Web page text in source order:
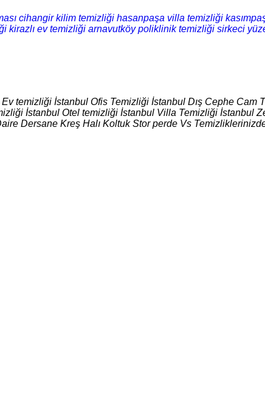
cihangir kilim temizliği hasanpaşa villa temizliği
kirazlı ev temizliği arnavutköy poliklinik temizliği sirkeci
temizliği İstanbul Ofis Temizliği İstanbul Dış Cephe Cam
İstanbul Otel temizliği İstanbul Villa Temizliği İstanbul
Dersane Kreş Halı Koltuk Stor perde Vs